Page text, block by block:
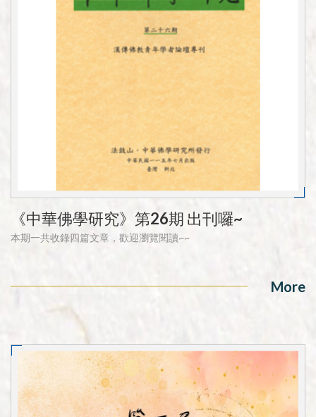
《中華佛學研究》第26期 出刊囉~
本期一共收錄四篇文章，歡迎瀏覽閱讀~~
More